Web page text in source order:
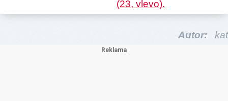
Autor: kat